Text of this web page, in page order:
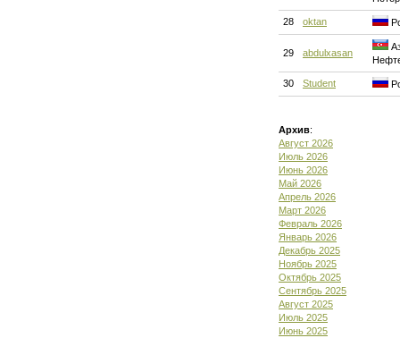
28 oktan
29 abdulxasan
30 Student
Архив:
Август 2026
Июль 2026
Июнь 2026
Май 2026
Апрель 2026
Март 2026
Февраль 2026
Январь 2026
Декабрь 2025
Ноябрь 2025
Октябрь 2025
Сентябрь 2025
Август 2025
Июль 2025
Июнь 2025